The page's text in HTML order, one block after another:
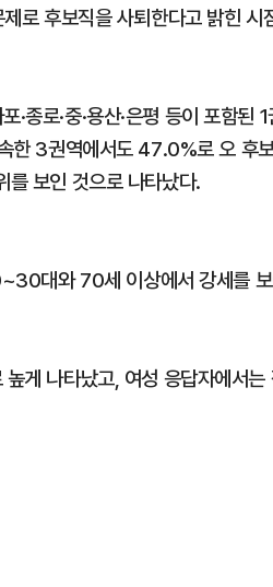
로 후보직을 사퇴한다고 밝힌 시
·종로·중·용산·은평 등이 포함
속한 3권역에서도 47.0%로 오
를 보인 것으로 나타났다.
대와 70세 이상에서 강세를 보
게 나타났고, 여성 응답자에서